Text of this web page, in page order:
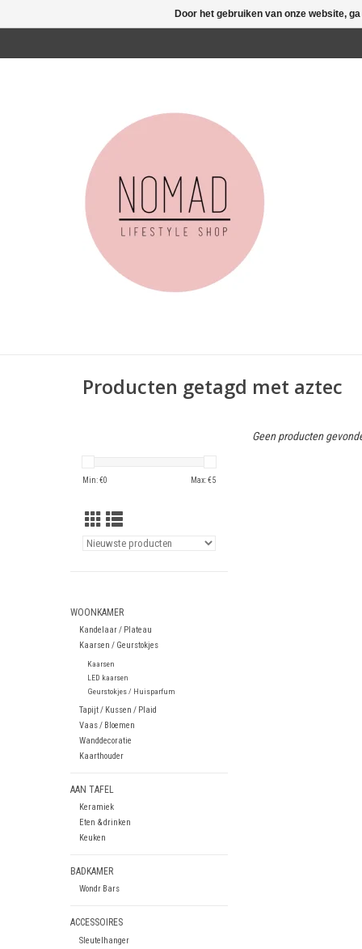
Producten getagd met aztec
Min: €0 Max: €5
WOONKAMER
Kandelaar / Plateau
Kaarsen / Geurstokjes
Kaarsen
LED kaarsen
Geurstokjes / Huisparfum
Tapijt / Kussen / Plaid
Vaas / Bloemen
Wanddecoratie
Kaarthouder
AAN TAFEL
Keramiek
Eten & drinken
Keuken
BADKAMER
Wondr Bars
ACCESSOIRES
Sleutelhanger
Geen producten
Door het gebruiken van onze website,